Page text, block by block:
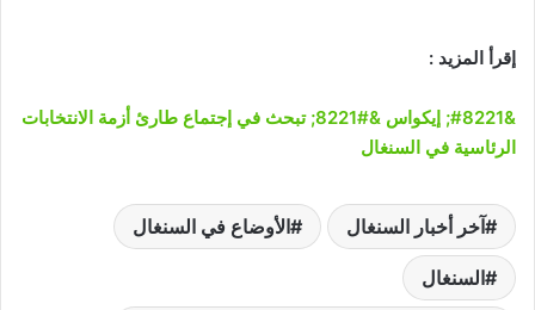
إقرأ المزيد :
&#8221; إيكواس &#8221; تبحث في إجتماع طارئ أزمة الانتخابات
الرئاسية في السنغال
آخر أخبار السنغال الأوضاع في السنغال
السنغال